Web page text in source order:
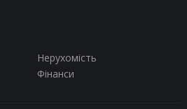
Нерухомість
Фінанси